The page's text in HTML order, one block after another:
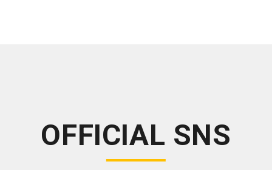
OFFICIAL SNS